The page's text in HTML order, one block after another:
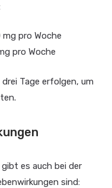
pro Woche
pro Woche
Tage erfolgen, um
es auch bei der
sind: